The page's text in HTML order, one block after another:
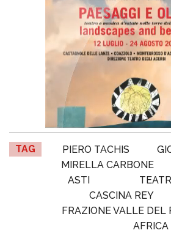
TAG PIERO TACHIS
MIRELLA CARBONE
ASTI
CASCINA REY
FRAZIONE VALLE DEL
AFRICA